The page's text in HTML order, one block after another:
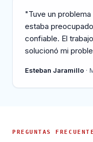
"Tuve un
estaba
confiable. El
solucionó mi
Esteban Jaramillo ·
PREGUNTAS